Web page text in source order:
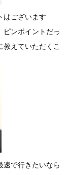
はございます
ピンポイントだっ
えていただくこ
速で行きたいなら